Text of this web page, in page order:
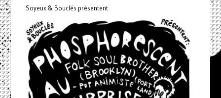
Soyeux & Bouclés présentent